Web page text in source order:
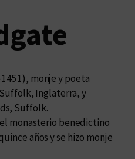
monje y poeta
Inglaterra, y
Suffolk.
monasterio benedictino
años y se hizo monje